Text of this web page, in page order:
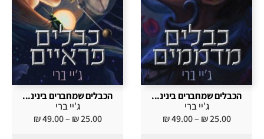
הכבלים שמחברים בינינ...
ג'יי ברי
₪25.00
–
₪49.00
הכבלים שמחברים בינינ...
ג'יי ברי
₪25.00
–
₪49.00